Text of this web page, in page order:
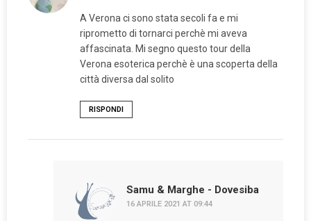
A Verona ci sono stata secoli fa e mi
riprometto di tornarci perchè mi aveva
affascinata. Mi segno questo tour della
Verona esoterica perchè è una scoperta della
città diversa dal solito
RISPONDI
Samu & Marghe - Dovesiba
16 APRILE 2021 AT 09:44